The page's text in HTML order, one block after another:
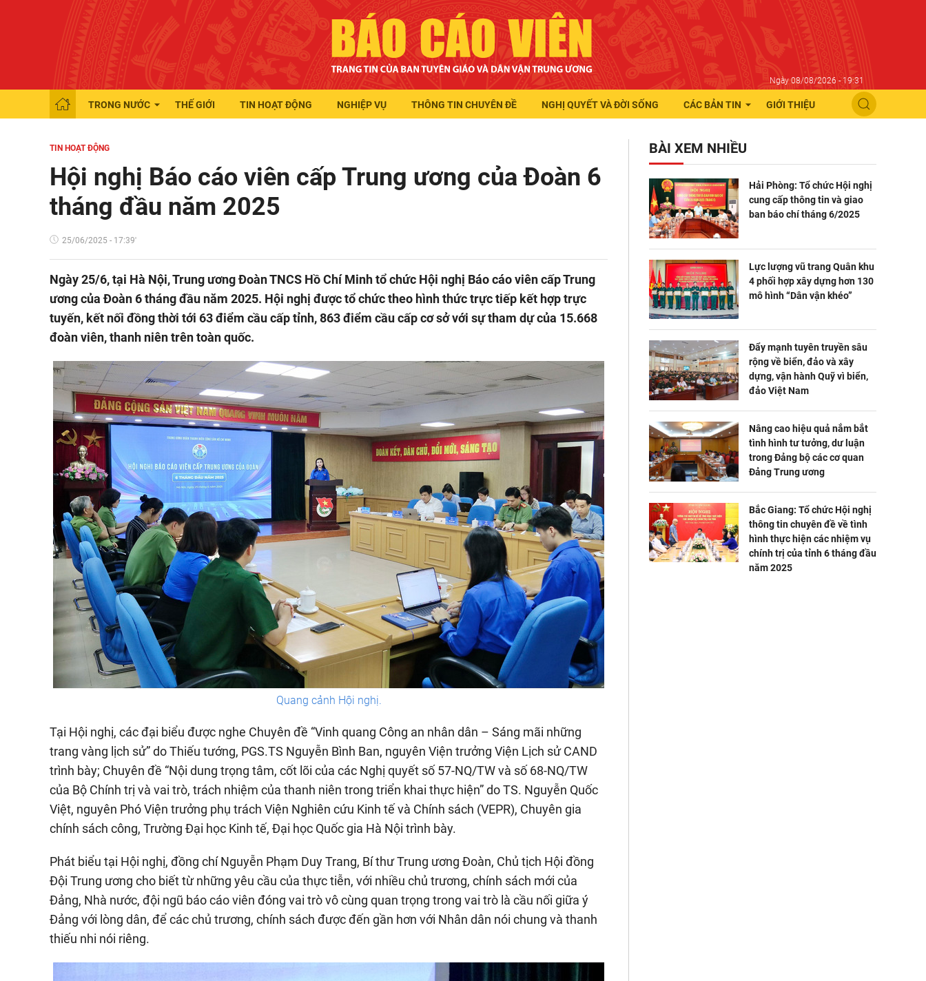
Ngày 08/08/2026 - 19:31
TRONG NƯỚC THẾ GIỚI TIN HOẠT ĐỘNG NGHIỆP VỤ THÔNG TIN CHUYÊN ĐỀ NGHỊ QUYẾT VÀ ĐỜI SỐNG CÁC BẢN TIN GIỚI THIỆU
TIN HOẠT ĐỘNG
Hội nghị Báo cáo viên cấp Trung ương của Đoàn 6
tháng đầu năm 2025
25/06/2025 - 17:39'
Ngày 25/6, tại Hà Nội, Trung ương Đoàn TNCS Hồ Chí Minh tổ chức Hội nghị Báo cáo viên cấp Trung
ương của Đoàn 6 tháng đầu năm 2025. Hội nghị được tổ chức theo hình thức trực tiếp kết hợp trực
tuyến, kết nối đồng thời tới 63 điểm cầu cấp tỉnh, 863 điểm cầu cấp cơ sở với sự tham dự của 15.668
đoàn viên, thanh niên trên toàn quốc.
Quang cảnh Hội nghị.
Tại Hội nghị, các đại biểu được nghe Chuyên đề “Vinh quang Công an nhân dân – Sáng mãi những
trang vàng lịch sử” do Thiếu tướng, PGS.TS Nguyễn Bình Ban, nguyên Viện trưởng Viện Lịch sử CAND
trình bày; Chuyên đề “Nội dung trọng tâm, cốt lõi của các Nghị quyết số 57-NQ/TW và số 68-NQ/TW
của Bộ Chính trị và vai trò, trách nhiệm của thanh niên trong triển khai thực hiện” do TS. Nguyễn Quốc
Việt, nguyên Phó Viện trưởng phụ trách Viện Nghiên cứu Kinh tế và Chính sách (VEPR), Chuyên gia
chính sách công, Trường Đại học Kinh tế, Đại học Quốc gia Hà Nội trình bày.
Phát biểu tại Hội nghị, đồng chí Nguyễn Phạm Duy Trang, Bí thư Trung ương Đoàn, Chủ tịch Hội đồng
Đội Trung ương cho biết từ những yêu cầu của thực tiễn, với nhiều chủ trương, chính sách mới của
Đảng, Nhà nước, đội ngũ báo cáo viên đóng vai trò vô cùng quan trọng trong vai trò là cầu nối giữa ý
Đảng với lòng dân, để các chủ trương, chính sách được đến gần hơn với Nhân dân nói chung và thanh
thiếu nhi nói riêng.
BÀI XEM NHIỀU
Hải Phòng: Tổ chức Hội nghị
cung cấp thông tin và giao
ban báo chí tháng 6/2025
Lực lượng vũ trang Quân khu
4 phối hợp xây dựng hơn 130
mô hình “Dân vận khéo”
Đẩy mạnh tuyên truyền sâu
rộng về biển, đảo và xây
dựng, vận hành Quỹ vì biển,
đảo Việt Nam
Nâng cao hiệu quả nắm bắt
tình hình tư tưởng, dư luận
trong Đảng bộ các cơ quan
Đảng Trung ương
Bắc Giang: Tổ chức Hội nghị
thông tin chuyên đề về tình
hình thực hiện các nhiệm vụ
chính trị của tỉnh 6 tháng đầu
năm 2025